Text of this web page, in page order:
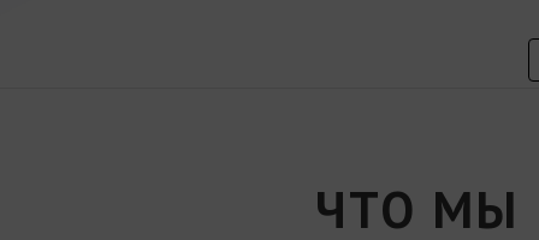
ЧТО МЫ